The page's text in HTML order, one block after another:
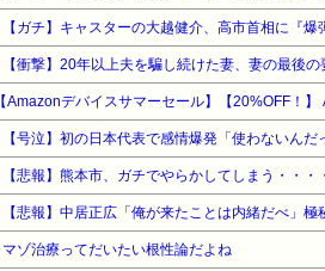
【ガチ】キャスターの大越健介、高市首相に『
【衝撃】20年以上夫を騙し続けた妻、妻の最後
【号泣】初の日本代表で感情爆発「使わないん
【悲報】熊本市、ガチでやらかしてしまう・・・・
【悲報】中居正広「俺が来たことは内緒だべ」
マゾ治療ってだいたい根性論だよね